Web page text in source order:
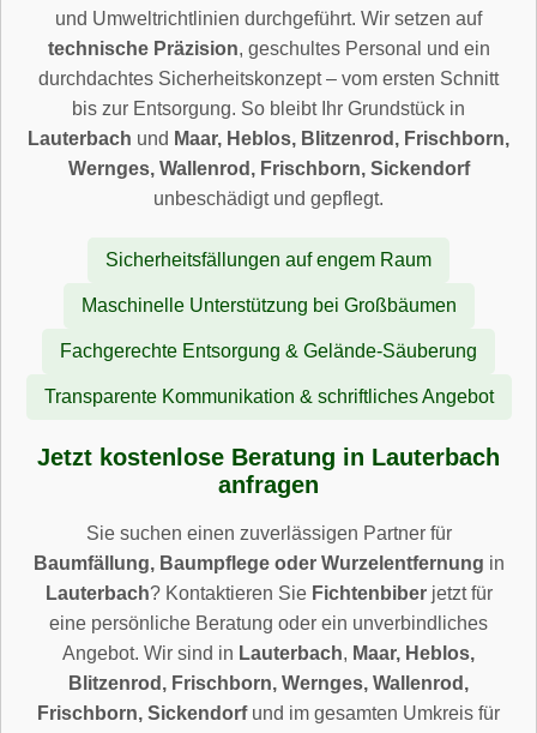
und Umweltrichtlinien durchgeführt. Wir setzen auf
technische Präzision, geschultes Personal und ein
durchdachtes Sicherheitskonzept – vom ersten Schnitt
bis zur Entsorgung. So bleibt Ihr Grundstück in
Lauterbach und Maar, Heblos, Blitzenrod, Frischborn,
Wernges, Wallenrod, Frischborn, Sickendorf
unbeschädigt und gepflegt.
Sicherheitsfällungen auf engem Raum
Maschinelle Unterstützung bei Großbäumen
Fachgerechte Entsorgung & Gelände-Säuberung
Transparente Kommunikation & schriftliches Angebot
Jetzt kostenlose Beratung in Lauterbach
anfragen
Sie suchen einen zuverlässigen Partner für
Baumfällung, Baumpflege oder Wurzelentfernung in
Lauterbach? Kontaktieren Sie Fichtenbiberjetzt für
eine persönliche Beratung oder ein unverbindliches
Angebot. Wir sind in Lauterbach, Maar, Heblos,
Blitzenrod, Frischborn, Wernges, Wallenrod,
Frischborn, Sickendorfund im gesamten Umkreis für